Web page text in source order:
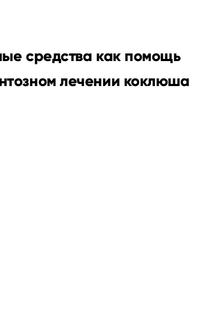
средства как помощь
лечении коклюша